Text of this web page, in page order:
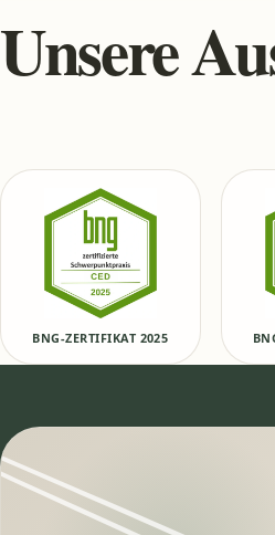
Unsere
BNG-ZERTIFIKAT 2025